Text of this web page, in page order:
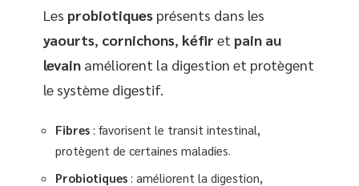
Les probiotiques présents dans les
yaourts, cornichons, kéfir et pain au
levain améliorent la digestion et protègent
le système digestif.
Fibres : favorisent le transit intestinal,
protègent de certaines maladies.
Probiotiques : améliorent la digestion,